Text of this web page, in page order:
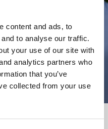
content and ads, to
to analyse our traffic.
your use of our site with
analytics partners who
that you’ve
collected from your use